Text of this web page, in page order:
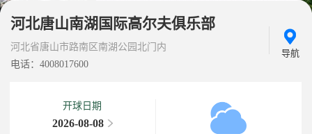
河北唐山南湖国际高尔夫俱乐部
河北省唐山市路南区南湖公园北门内
电话：4008017600
导航
开球日期
2026-08-08